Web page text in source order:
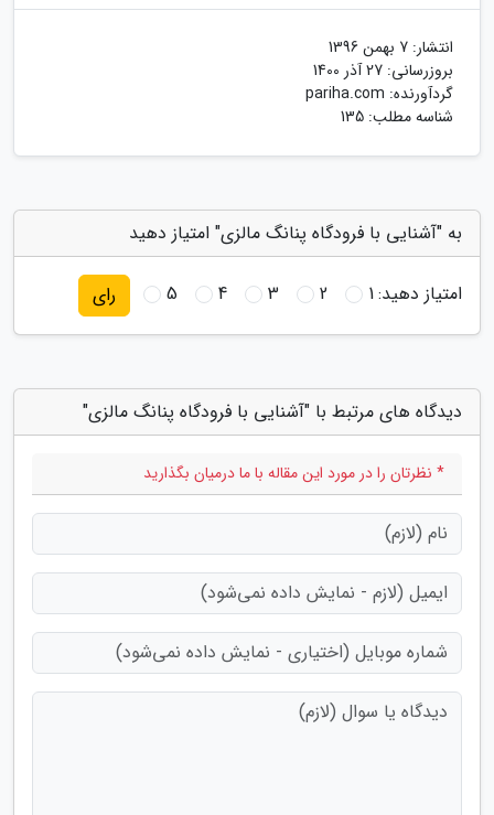
انتشار: 7 بهمن 1396
بروزرسانی: 27 آذر 1400
گردآورنده: pariha.com
شناسه مطلب: 135
به "آشنایی با فرودگاه پنانگ مالزی" امتیاز دهید
امتیاز دهید:1
2
3
4
5 رای
دیدگاه های مرتبط با "آشنایی با فرودگاه پنانگ مالزی"
* نظرتان را در مورد این مقاله با ما درمیان بگذارید